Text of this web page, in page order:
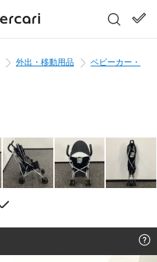
外出・移動用品
ベビーカー・